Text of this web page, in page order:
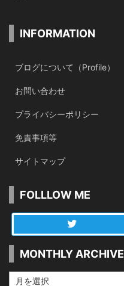
INFORMATION
ブログについて（Profile）
お問い合わせ
プライバシーポリシー
免責事項等
サイトマップ
FOLLLOW ME
MONTHLY ARCHIVE
MONTHLY